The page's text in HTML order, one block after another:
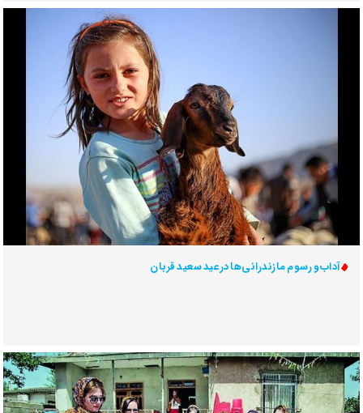
آداب و رسوم مازندرانی‌ها در عید سعید قربان